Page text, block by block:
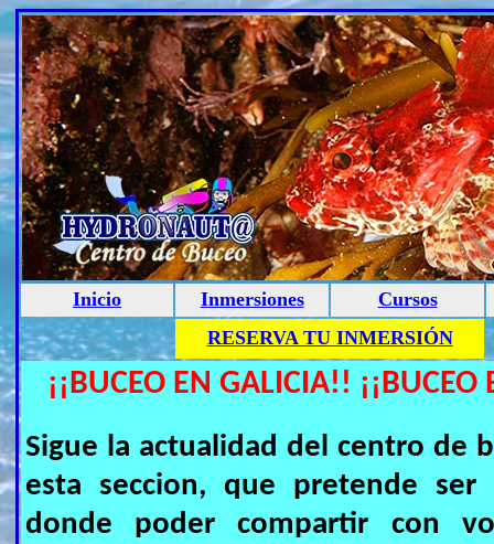
Inicio Inmersiones
Cursos
RESERVA TU INMERSIÓN
¡¡BUCEO EN GALICIA!!
Sigue la actualidad del centro de
esta seccion, que pretende
donde poder compartir con